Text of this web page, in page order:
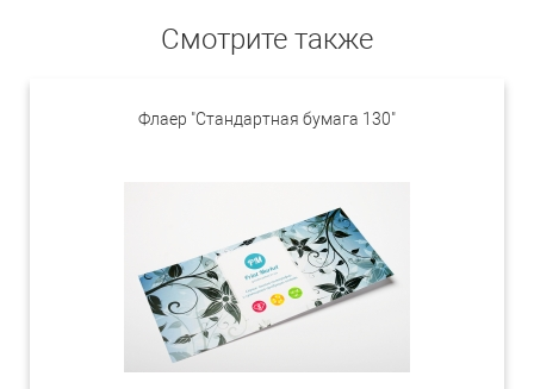
Смотрите также
Флаер "Стандартная бумага 130"